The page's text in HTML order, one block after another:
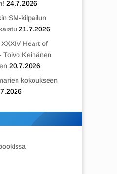
24.7.2026
SM-kilpailun
21.7.2026
Heart of
Toivo Keinänen
20.7.2026
kokoukseen